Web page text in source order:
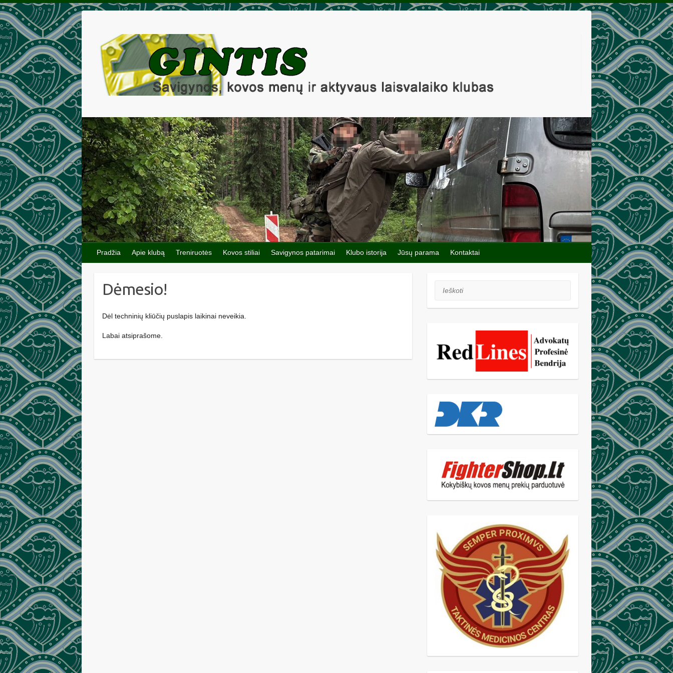
Pradžia Apie klubą Treniruotės Kovos stiliai Savigynos patarimai Klubo istorija Jūsų parama Kontaktai
Dėmesio!
Dėl techninių kliūčių puslapis laikinai neveikia.
Labai atsiprašome.
Ieškoti